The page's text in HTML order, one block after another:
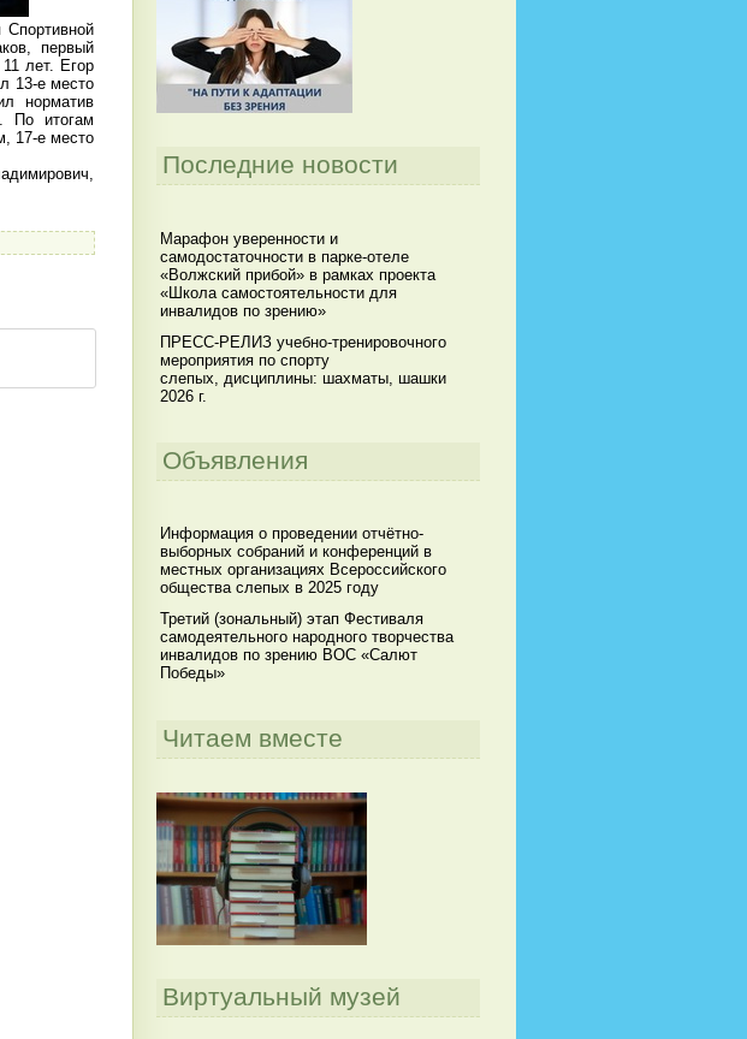
первый
лет. Егор
13-е место
норматив
По итогам
17-е место
Последние новости
Марафон уверенности и
самодостаточности в парке-отеле
«Волжский прибой» в рамках проекта
«Школа самостоятельности для
инвалидов по зрению»
ПРЕСС-РЕЛИЗ учебно-тренировочного
мероприятия по спорту
слепых, дисциплины: шахматы, шашки
2026 г.
Объявления
Информация о проведении отчётно-
выборных собраний и конференций в
местных организациях Всероссийского
общества слепых в 2025 году
Третий (зональный) этап Фестиваля
самодеятельного народного творчества
инвалидов по зрению ВОС «Салют
Победы»
Читаем вместе
Виртуальный музей